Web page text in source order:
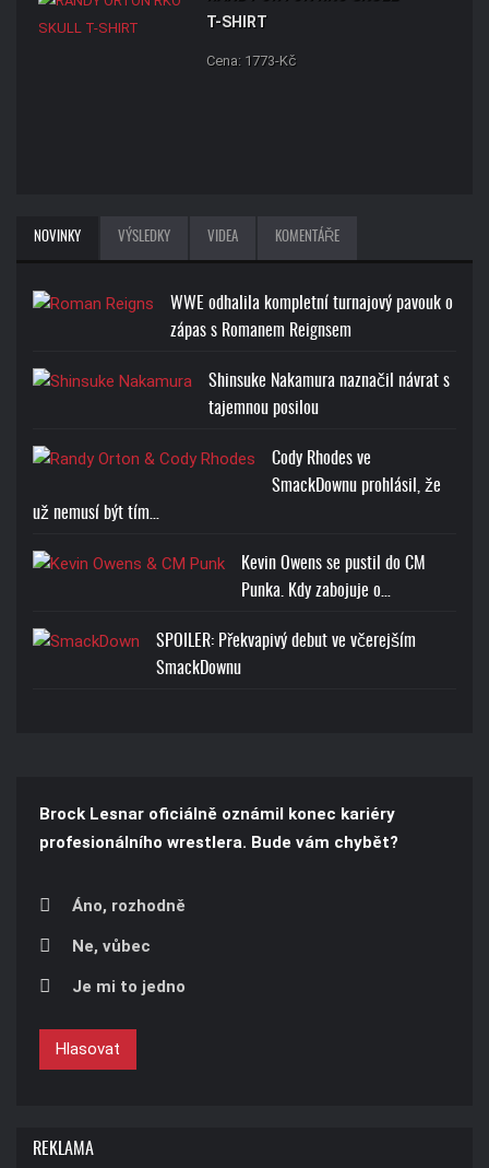
T-SHIRT
Cena: 1773-Kč
NOVINKY VÝSLEDKY VIDEA KOMENTÁŘE
WWE odhalila kompletní turnajový pavouk o
zápas s Romanem Reignsem
Shinsuke Nakamura naznačil návrat s
tajemnou posilou
Cody Rhodes ve
SmackDownu prohlásil, že
už nemusí být tím…
Kevin Owens se pustil do CM
Punka. Kdy zabojuje o…
SPOILER: Překvapivý debut ve včerejším
SmackDownu
Brock Lesnar oficiálně oznámil konec kariéry
profesionálního wrestlera. Bude vám chybět?
Áno, rozhodně
Ne, vůbec
Je mi to jedno
Hlasovat
REKLAMA